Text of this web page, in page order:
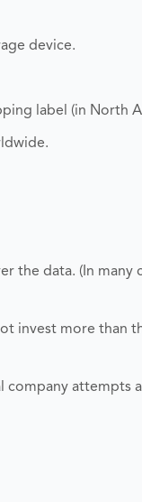
device.
label (in North
the data. (In many
invest more than
company attempts